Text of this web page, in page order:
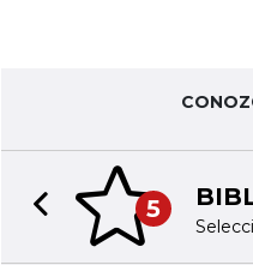
5
Previous slide